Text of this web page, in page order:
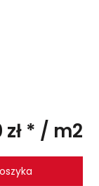
zł * / m2